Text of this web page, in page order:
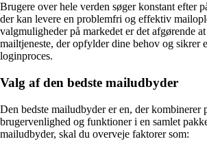
Brugere over hele verden søger konstant efter
der kan levere en problemfri og effektiv
valgmuligheder på markedet er det afgørende
mailtjeneste, der opfylder dine behov og sikrer
loginproces.
Valg af den bedste mailudbyder
Den bedste mailudbyder er en, der kombinerer
brugervenlighed og funktioner i en samlet
mailudbyder, skal du overveje faktorer som: